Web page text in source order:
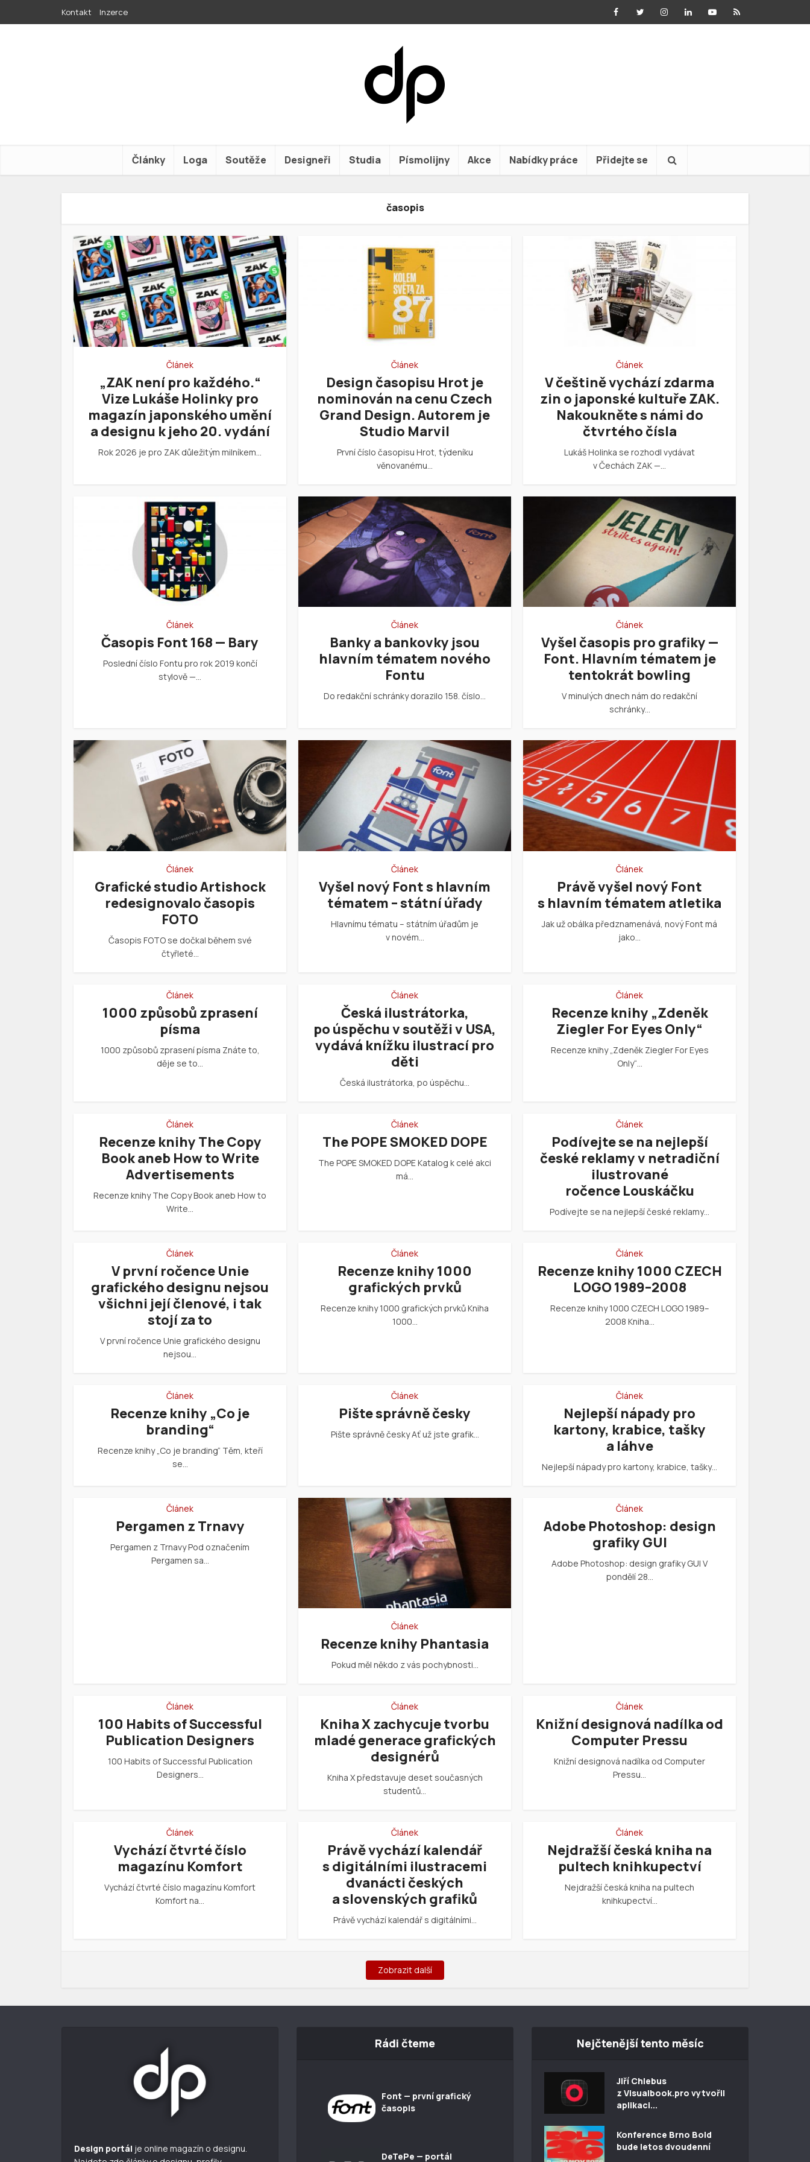
Kontakt Inzerce
Články Loga Soutěže Designeři Studia Písmolijny Akce Nabídky práce Přidejte se
časopis
Článek
„ZAK není pro každého.“
Vize Lukáše Holinky pro
magazín japonského umění
a designu k jeho 20. vydání
Rok 2026 je pro ZAK důležitým milníkem…
Článek
Design časopisu Hrot je
nominován na cenu Czech
Grand Design. Autorem je
Studio Marvil
První číslo časopisu Hrot, týdeníku
věnovanému…
Článek
V češtině vychází zdarma
zin o japonské kultuře ZAK.
Nakoukněte s námi do
čtvrtého čísla
Lukáš Holinka se rozhodl vydávat
v Čechách ZAK —…
Článek
Časopis Font 168 — Bary
Poslední číslo Fontu pro rok 2019 končí
stylově —…
Článek
Banky a bankovky jsou
hlavním tématem nového
Fontu
Do redakční schránky dorazilo 158. číslo…
Článek
Vyšel časopis pro grafiky —
Font. Hlavním tématem je
tentokrát bowling
V minulých dnech nám do redakční
schránky…
Článek
Grafické studio Artishock
redesignovalo časopis
FOTO
Časopis FOTO se dočkal během své
čtyřleté…
Článek
Vyšel nový Font s hlavním
tématem – státní úřady
Hlavnímu tématu – státním úřadům je
v novém…
Článek
Právě vyšel nový Font
s hlavním tématem atletika
Jak už obálka předznamenává, nový Font má
jako…
Článek
1000 způsobů zprasení
písma
1000 způsobů zprasení písma Znáte to,
děje se to…
Článek
Česká ilustrátorka,
po úspěchu v soutěži v USA,
vydává knížku ilustrací pro
děti
Česká ilustrátorka, po úspěchu…
Článek
Recenze knihy „Zdeněk
Ziegler For Eyes Only“
Recenze knihy „Zdeněk Ziegler For Eyes
Only“…
Článek
Recenze knihy The Copy
Book aneb How to Write
Advertisements
Recenze knihy The Copy Book aneb How to
Write…
Článek
The POPE SMOKED DOPE
The POPE SMOKED DOPE Katalog k celé akci
má…
Článek
Podívejte se na nejlepší
české reklamy v netradiční
ilustrované
ročence Louskáčku
Podívejte se na nejlepší české reklamy…
Článek
V první ročence Unie
grafického designu nejsou
všichni její členové, i tak
stojí za to
V první ročence Unie grafického designu
nejsou…
Článek
Recenze knihy 1000
grafických prvků
Recenze knihy 1000 grafických prvků Kniha
1000…
Článek
Recenze knihy 1000 CZECH
LOGO 1989–2008
Recenze knihy 1000 CZECH LOGO 1989–
2008 Kniha…
Článek
Recenze knihy „Co je
branding“
Recenze knihy „Co je branding“ Těm, kteří
se…
Článek
Pište správně česky
Pište správně česky Ať už jste grafik…
Článek
Nejlepší nápady pro
kartony, krabice, tašky
a láhve
Nejlepší nápady pro kartony, krabice, tašky…
Článek
Pergamen z Trnavy
Pergamen z Trnavy Pod označením
Pergamen sa…
Článek
Recenze knihy Phantasia
Pokud měl někdo z vás pochybnosti…
Článek
Adobe Photoshop: design
grafiky GUI
Adobe Photoshop: design grafiky GUI V
pondělí 28…
Článek
100 Habits of Successful
Publication Designers
100 Habits of Successful Publication
Designers…
Článek
Kniha X zachycuje tvorbu
mladé generace grafických
designérů
Kniha X představuje deset současných
studentů…
Článek
Knižní designová nadílka od
Computer Pressu
Knižní designová nadílka od Computer
Pressu…
Článek
Vychází čtvrté číslo
magazínu Komfort
Vychází čtvrté číslo magazínu Komfort
Komfort na…
Článek
Právě vychází kalendář
s digitálními ilustracemi
dvanácti českých
a slovenských grafiků
Právě vychází kalendář s digitálními…
Článek
Nejdražší česká kniha na
pultech knihkupectví
Nejdražší česká kniha na pultech
knihkupectví…
Zobrazit další
Design portál je online magazín o designu.
Rádi čteme
Font — první grafický
časopis
DeTePe — portál
Nejčtenější tento měsíc
Jiří Chlebus
z Visualbook.pro vytvořil
aplikaci...
Konference Brno Bold
bude letos dvoudenní